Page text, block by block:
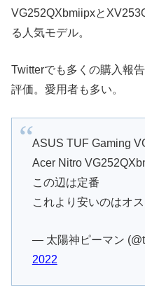
VG252QXbmiipxと
る人気モデル。
Twitterでも多くの購入報
評価。愛用者も多い。
ASUS TUF Gaming
Acer Nitro
この辺は定番
これより安いのはオ
— 太陽神ピーマン
2022